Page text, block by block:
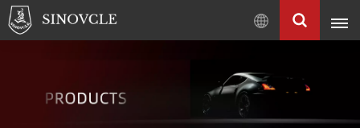
中
English